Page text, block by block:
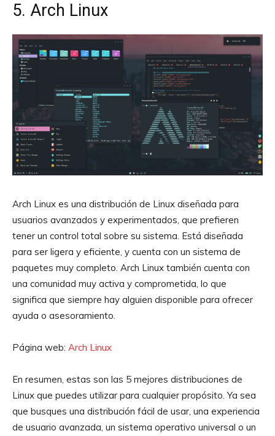
5. Arch Linux
Arch Linux es una distribución de Linux diseñada para
usuarios avanzados y experimentados, que prefieren
tener un control total sobre su sistema. Está diseñada
para ser ligera y eficiente, y cuenta con un sistema de
paquetes muy completo. Arch Linux también cuenta con
una comunidad muy activa y comprometida, lo que
significa que siempre hay alguien disponible para ofrecer
ayuda o asesoramiento.
Página web: Arch Linux
En resumen, estas son las 5 mejores distribuciones de
Linux que puedes utilizar para cualquier propósito. Ya sea
que busques una distribución fácil de usar, una experiencia
de usuario avanzada, un sistema operativo universal o un